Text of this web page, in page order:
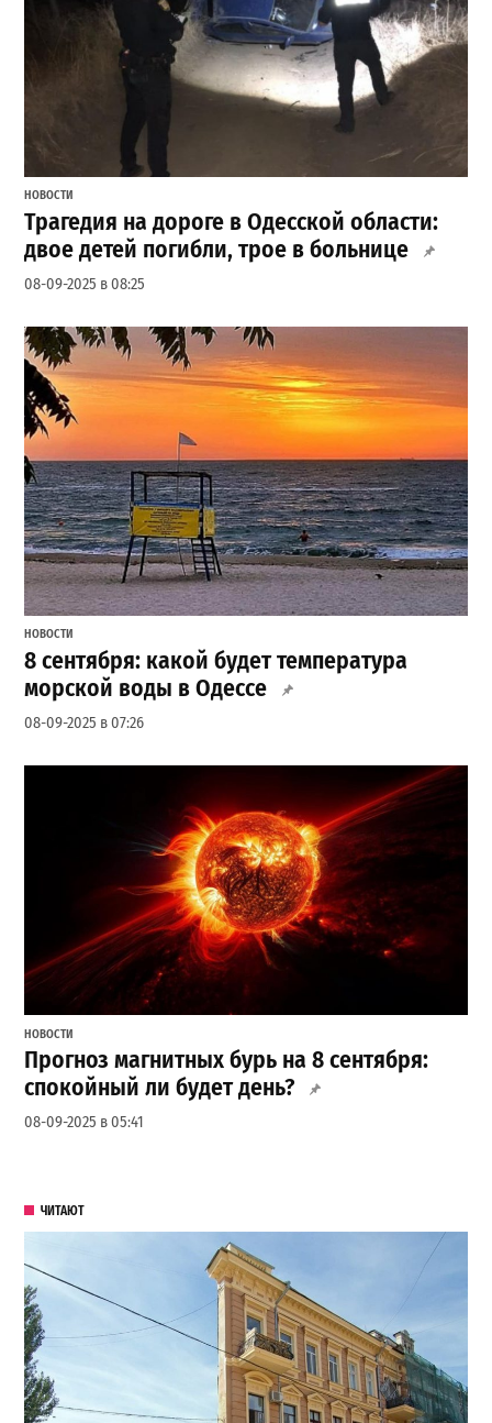
НОВОСТИ
Трагедия на дороге в Одесской области:
двое детей погибли, трое в больнице
08-09-2025 в 08:25
НОВОСТИ
8 сентября: какой будет температура
морской воды в Одессе
08-09-2025 в 07:26
НОВОСТИ
Прогноз магнитных бурь на 8 сентября:
спокойный ли будет день?
08-09-2025 в 05:41
ЧИТАЮТ